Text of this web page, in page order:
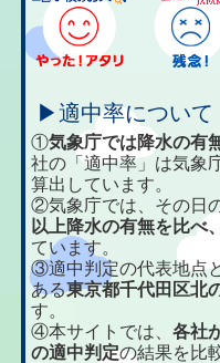
▶適中率について
①気象庁では降水の有
社の「適中率」は気象
算出しています。
②気象庁では、その日
以上降水の有無を比べ
ています。
③適中判定の代表地点
ある東京都千代田区北
す。
④本サイトでは、各社
の適中判定の結果を比